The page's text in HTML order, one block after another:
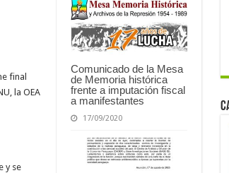
Comunicado de la Mesa
de Memoria histórica
frente a imputación fiscal
a manifestantes
17/09/2020
final
la OEA
y se